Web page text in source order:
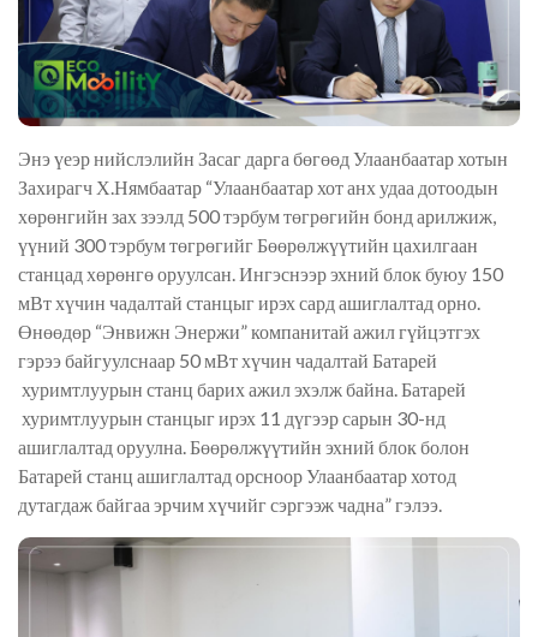
Энэ үеэр нийслэлийн Засаг дарга бөгөөд Улаанбаатар хотын
Захирагч Х.Нямбаатар “Улаанбаатар хот анх удаа дотоодын
хөрөнгийн зах зээлд 500 тэрбум төгрөгийн бонд арилжиж,
үүний 300 тэрбум төгрөгийг Бөөрөлжүүтийн цахилгаан
станцад хөрөнгө оруулсан. Ингэснээр эхний блок буюу 150
мВт хүчин чадалтай станцыг ирэх сард ашиглалтад орно.
Өнөөдөр “Энвижн Энержи” компанитай ажил гүйцэтгэх
гэрээ байгуулснаар 50 мВт хүчин чадалтай Батарей
хуримтлуурын станц барих ажил эхэлж байна. Батарей
хуримтлуурын станцыг ирэх 11 дүгээр сарын 30-нд
ашиглалтад оруулна. Бөөрөлжүүтийн эхний блок болон
Батарей станц ашиглалтад орсноор Улаанбаатар хотод
дутагдаж байгаа эрчим хүчийг сэргээж чадна” гэлээ.